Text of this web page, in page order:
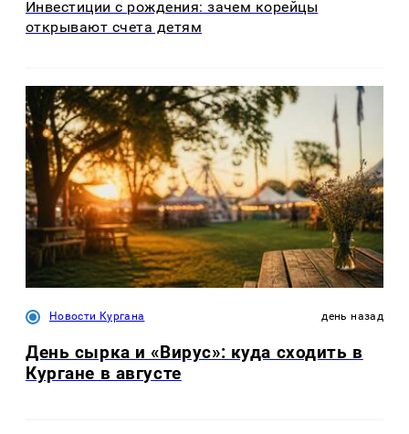
Инвестиции с рождения: зачем корейцы
открывают счета детям
Новости Кургана день назад
День сырка и «Вирус»: куда сходить в
Кургане в августе